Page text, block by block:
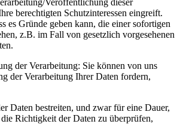
Veröffentlichung dieser
berechtigten Schutzinteressen eingreift.
es Gründe geben kann, die einer sofortigen
z.B. im Fall von gesetzlich vorgesehenen
der Verarbeitung: Sie können von uns
der Verarbeitung Ihrer Daten fordern,
Daten bestreiten, und zwar für eine Dauer,
Richtigkeit der Daten zu überprüfen,